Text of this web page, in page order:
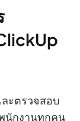
ะตรวจสอบ
นักงานทุกคน